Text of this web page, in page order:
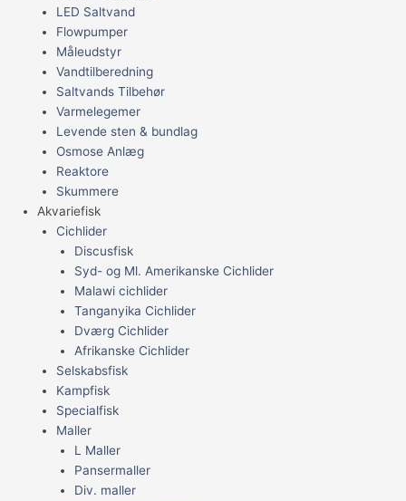
LED Saltvand
Flowpumper
Måleudstyr
Vandtilberedning
Saltvands Tilbehør
Varmelegemer
Levende sten & bundlag
Osmose Anlæg
Reaktore
Skummere
Akvariefisk
Cichlider
Discusfisk
Syd- og Ml. Amerikanske Cichlider
Malawi cichlider
Tanganyika Cichlider
Dværg Cichlider
Afrikanske Cichlider
Selskabsfisk
Kampfisk
Specialfisk
Maller
L Maller
Pansermaller
Div. maller